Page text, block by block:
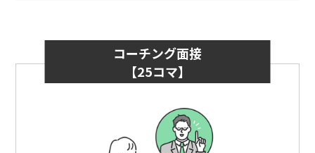
コーチング面接
【25コマ】